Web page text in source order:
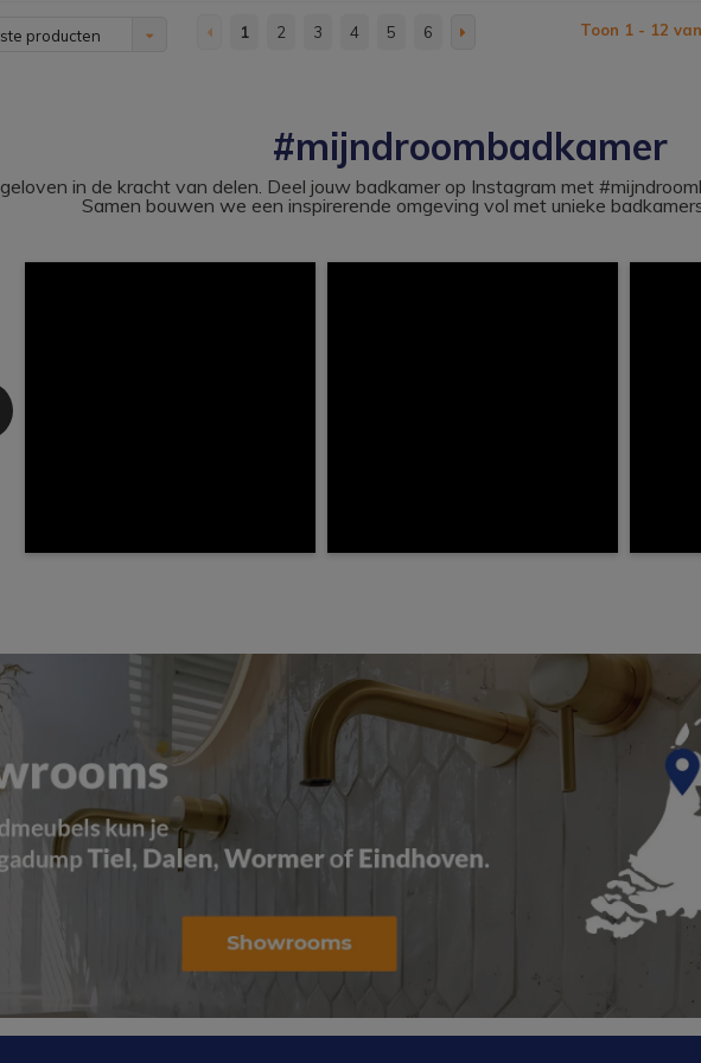
producten 1 2 3 4 5 6 Toon 1 - 12
#mijndroombadkamer
in de kracht van delen. Deel jouw badkamer op Instagram met
Samen bouwen we een inspirerende omgeving vol met unieke